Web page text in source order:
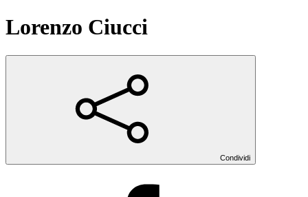
Lorenzo Ciucci
Condividi